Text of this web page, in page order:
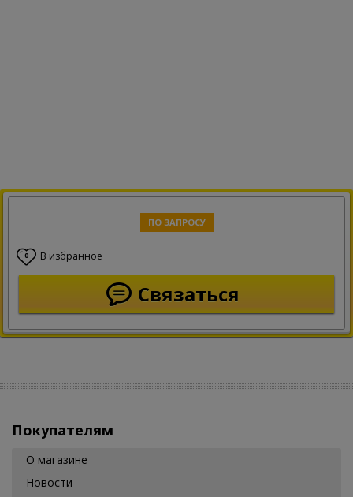
ПО ЗАПРОСУ
0 В избранное
Связаться
Покупателям
О магазине
Новости